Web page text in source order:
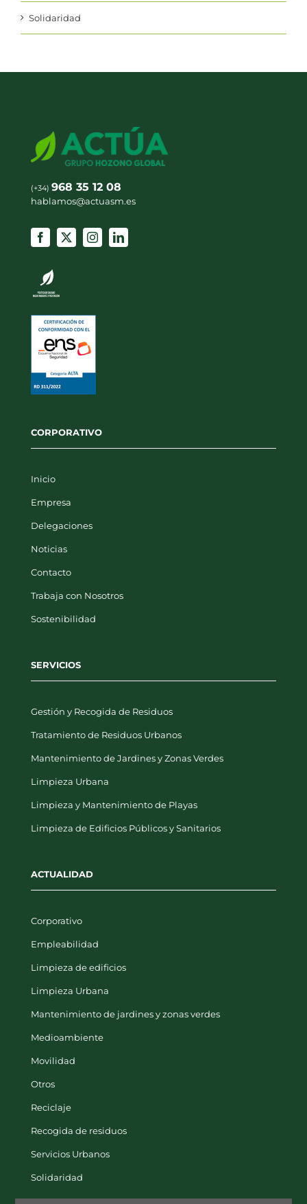
Solidaridad
(+34) 968 35 12 08
hablamos@actuasm.es
CORPORATIVO
Inicio
Empresa
Delegaciones
Noticias
Contacto
Trabaja con Nosotros
Sostenibilidad
SERVICIOS
Gestión y Recogida de Residuos
Tratamiento de Residuos Urbanos
Mantenimiento de Jardines y Zonas Verdes
Limpieza Urbana
Limpieza y Mantenimiento de Playas
Limpieza de Edificios Públicos y Sanitarios
ACTUALIDAD
Corporativo
Empleabilidad
Limpieza de edificios
Limpieza Urbana
Mantenimiento de jardines y zonas verdes
Medioambiente
Movilidad
Otros
Reciclaje
Recogida de residuos
Servicios Urbanos
Solidaridad